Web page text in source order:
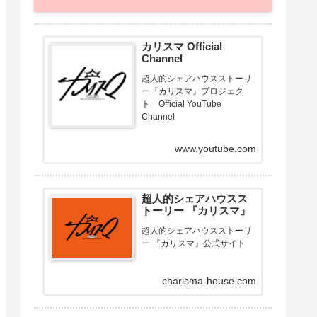
カリスマ Official
Channel
超人的シェアハウスストーリ
ー『カリスマ』プロジェク
ト Official YouTube
Channel
www.youtube.com
超人的シェアハウスス
トーリー 『カリスマ』
超人的シェアハウスストーリ
ー 『カリスマ』公式サイト
charisma-house.com